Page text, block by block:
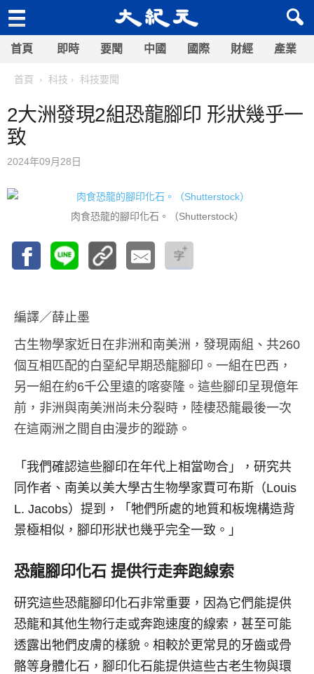
首頁 即時 要聞 中國 國際 財經 產業
首頁 科技 科技要聞
2大洲發現2組恐龍腳印 形狀幾乎一
致
2024年09月28日
肉食恐龍的腳印化石。（Shutterstock）
編譯／薛止墨
古生物學家近日在非洲和南美洲，發現兩組、共260
個互相匹配的白堊紀早期恐龍腳印。一組在巴西，
另一組在約6千公里遠的喀麥隆。這些腳印呈現億年
前，非洲與南美洲尚未分裂時，陸棲恐龍最後一次
在這兩洲之間自由漫步的蹤跡。
「我們確認這些腳印在年代上相當吻合」，研究共
同作者、南美以美大學古生物學家賈可布斯（Louis
L. Jacobs）提到，「牠們所處的地質和板塊構造背
景極相似，腳印形狀也幾乎完全一致。」
恐龍腳印化石 提供行走奔跑線索
研究這些恐龍腳印化石非常重要，因為它們能提供
恐龍和其他生物行走或奔跑速度的線索，甚至可能
透露出牠們皮膚的樣貌。相較於更常見的牙齒或骨
骼等身體化石，腳印化石能提供這些古老生物與環